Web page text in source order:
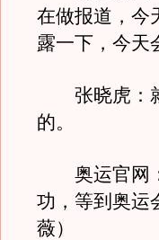
在做报道，今
露一下，今天
张晓虎：就
的。
奥运官网：
功，等到奥运
薇）